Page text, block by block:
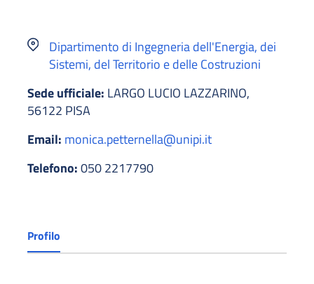
Dipartimento di Ingegneria dell'Energia, dei
Sistemi, del Territorio e delle Costruzioni
Sede ufficiale: LARGO LUCIO LAZZARINO,
56122 PISA
Email: monica.petternella@unipi.it
Telefono:050 2217790
Profilo